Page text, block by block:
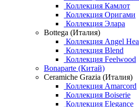
Коллекция Камлот
Коллекция Оригами
Коллекция Элара
Bottega (Италия)
Коллекция Angel
Коллекция Blend
Коллекция Feelwood
Bonaparte (Китай)
Ceramiche Grazia (Италия)
Коллекция Amarcord
Коллекция Boiserie
Коллекция Elegance